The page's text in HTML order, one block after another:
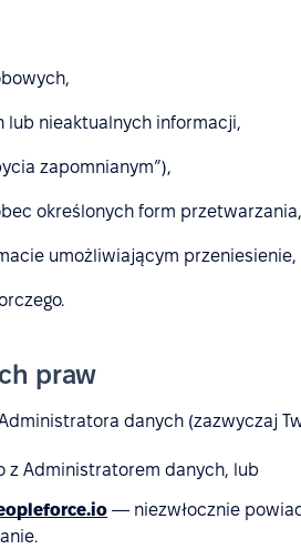
lub nieaktualnych informacji,
zapomnianym”),
określonych form przetwarzania,
umożliwiającym przeniesienie,
praw
danych (zazwyczaj
z Administratorem danych, lub
— niezwłocznie